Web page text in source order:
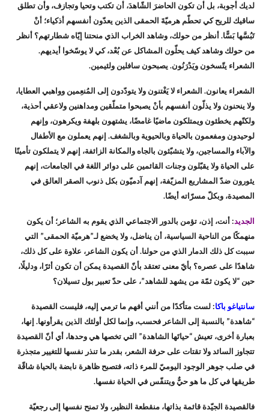
لديك أجوبة، بل أن تكون الحاضرَ الشّاهدَ، أن تكتب وتحيا وتجازف، وأن تطلق
ساقيك للريح كي تحطّم هرميّةَ الحمقى الذين يعدّون أنفسهم أذكياء؛ أنْ
تَبُسَّها بَسًّا. أنظر من حولك، وشاهد الخراب الذي منحتنا إيّاه شطارتهم؟ أنظر
من حولك وشاهد كيف يحلّون المشاكل عن بُعْد، كي لا يوسّخوا أيديهم.
الشعراء يتّسخون ويَدْرَنُون. يصبحون سافلين ولئيمين.
الشعراء يعانون. الشعراء لا يَغْتنون ولا يتودّدون إلى المُنعِمين وواهبي العطايا،
ولا ينحنون ولا يذلّون أنفسهم بأنْ يصبحوا متملّقين ومداهنين ولاعقي أحذية،
ولكنّهم يخطئون ويمتلكون ماضيًا غامضًا، يشتهون بلهفة ويكرهون، وإنهم
لوحيدون ومفعمون بالحياة وبالحيوية وبالشغف. إنهم يعملون مع الأطفال
والآباء والمساجين، ولا يتشبّثون بالجاه والمكانة الزائفة، إنهم لا يتملكون تأمينًا
على الحياة ولا يقبّلون وجنات القائمين على دوائر اللغة في الجامعات، إنهم
يثورون ضدّ المشاريع المزيّفة، إنهم آدميّون بكل ذنوب الصقر العالق في
المصيدة، وبكلّ مسرّاته أيضًا.
الجديد: أنت، إذن، تؤمن بالدور الاجتماعي الذي يقوم به الشاعر؛ أن يكون
منهمكًا من الناحية السياسية، أن يناضل، ولا يخضع لـ”هرميّة الحمقى” التي
سببت كل ذلك الدمار الذي من حولنا. أن يكون الشاعر، علاوة على كل ذلك،
شاهدًا على عصره؟ بأيّ معنى تعتقد بأنّ القصيدة يمكن أن تكون أثرًا، ودليلًا،
حين “لا يكون ثمّة من يشهد للشاهد”، على حدّ تعبير بول تسيلان؟
سانتياغو باكا: لست متأكدًا من أنني أفهم ما ترمي إليه، فليست القصيدة
“شاهدة” بالنسبة إلى الشاعر فحسب، وإنما لكل أولئك الذين يقرأونها. إنها،
بعبارة أخرى، تعيش “حياتَها الشاهدة” التي تخصها هي وحدها، أي أنّ القصيدة
تتجاوز السائد ولا تقتات على حرفة الشعر، بقدر ما تنذر نفسها للتغيير متجذرة
في صلب جوهر الوجود اليوميّ للمرء ذاته، فتصبح ظاهرة نابضة بالحياة شاقّة
طريقها في كل ما هو حيٌّ ويتنفّس في الحياة نفسها.
فالقصيدة الجيّدة قائمة بذاتها، منقطعة النظير، ولا تمنح نفسها إلى رجعيّة